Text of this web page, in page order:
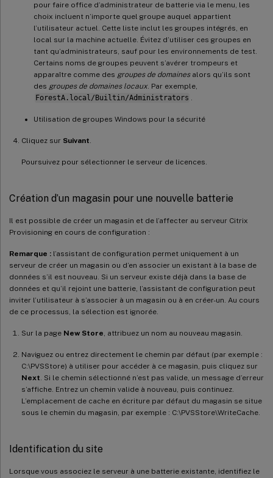
pour faire office d’administrateur de batterie via le menu, les
choix incluent n’importe quel groupe auquel appartient
l’utilisateur actuel. Cette liste inclut les groupes intégrés, en
local sur la machine actuelle. Évitez d’utiliser ces groupes en
tant qu’administrateurs, sauf pour les environnements de test.
Certains noms de groupes peuvent s’avérer trompeurs et
apparaître comme des groupes de domainesalors qu’ils sont
des groupes de domaines locaux. Par exemple,
ForestA.local/Builtin/Administrators .
Utilisation de groupes Windows pour la sécurité
Cliquez sur Suivant.
Poursuivez pour sélectionner le serveur de licences.
Création d’un magasin pour une nouvelle batterie
Il est possible de créer un magasin et de l’affecter au serveur Citrix
Provisioning en cours de configuration :
Remarque : l’assistant de configuration permet uniquement à un
serveur de créer un magasin ou d’en associer un existant à la base de
données s’il est nouveau. Si un serveur existe déjà dans la base de
données et qu’il rejoint une batterie, l’assistant de configuration peut
inviter l’utilisateur à s’associer à un magasin ou à en créer-un. Au cours
de ce processus, la sélection est ignorée.
Sur la page New Store, attribuez un nom au nouveau magasin.
Naviguez ou entrez directement le chemin par défaut (par exemple :
C:\PVSStore) à utiliser pour accéder à ce magasin, puis cliquez sur
Next. Si le chemin sélectionné n’est pas valide, un message d’erreur
s’affiche. Entrez un chemin valide à nouveau, puis continuez.
L’emplacement de cache en écriture par défaut du magasin se situe
sous le chemin du magasin, par exemple : C:\PVSStore\WriteCache.
Identification du site
Lorsque vous associez le serveur à une batterie existante, identifiez le